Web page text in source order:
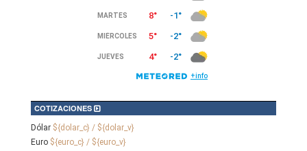
COTIZACIONES
Dólar ${dolar_c} / ${dolar_v}
Euro ${euro_c} / ${euro_v}